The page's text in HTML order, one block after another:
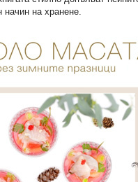
начин на хранене.